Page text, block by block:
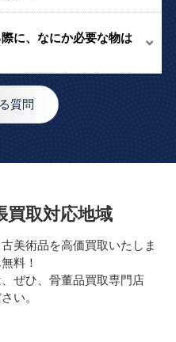
に、なにか必要な物は
質問
買取対応地域
美術品を高価買取いたしま
料！
ぜひ、骨董品買取専門店
い。